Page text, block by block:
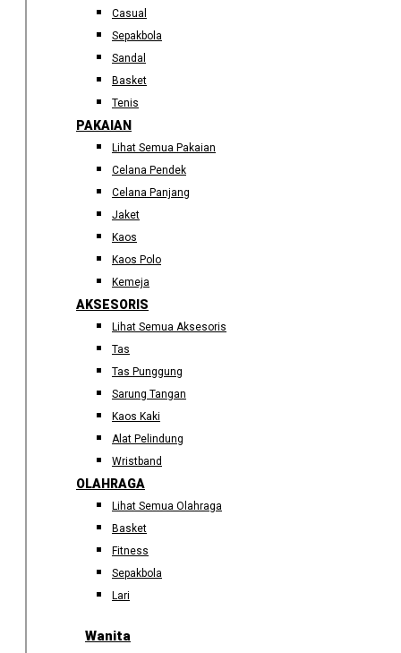
Casual
Sepakbola
Sandal
Basket
Tenis
PAKAIAN
Lihat Semua Pakaian
Celana Pendek
Celana Panjang
Jaket
Kaos
Kaos Polo
Kemeja
AKSESORIS
Lihat Semua Aksesoris
Tas
Tas Punggung
Sarung Tangan
Kaos Kaki
Alat Pelindung
Wristband
OLAHRAGA
Lihat Semua Olahraga
Basket
Fitness
Sepakbola
Lari
Wanita